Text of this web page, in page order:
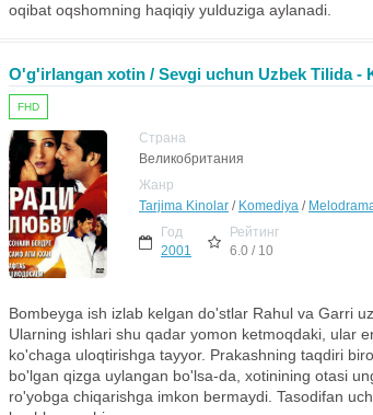
oqibat oqshomning haqiqiy yulduziga aylanadi.
O'g'irlangan xotin / Sevgi uchun Uzbek Tilida -
FHD
Страна
Великобритания
Жанр
Tarjima Kinolar / Komediya /
Год
2001
Рейтинг
6.0 / 10
Bombeyga ish izlab kelgan do'stlar Rahul va Garri
Ularning ishlari shu qadar yomon ketmoqdaki, ular
ko'chaga uloqtirishga tayyor. Prakashning taqdiri
bo'lgan qizga uylangan bo'lsa-da, xotinining otasi
ro'yobga chiqarishga imkon bermaydi. Tasodifan